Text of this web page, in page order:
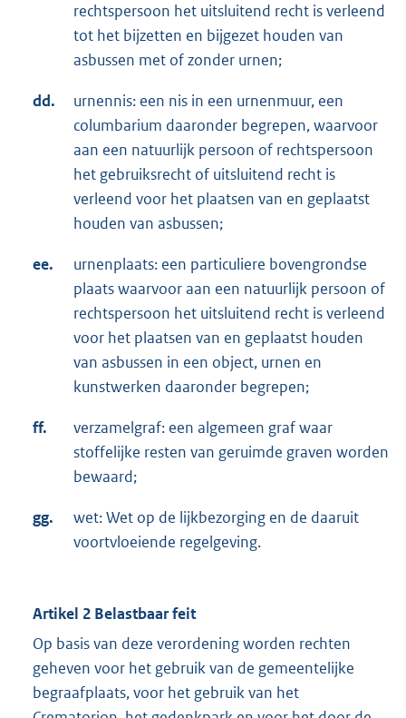
rechtspersoon het uitsluitend recht is verleend
tot het bijzetten en bijgezet houden van
asbussen met of zonder urnen;
dd.
urnennis: een nis in een urnenmuur, een
columbarium daaronder begrepen, waarvoor
aan een natuurlijk persoon of rechtspersoon
het gebruiksrecht of uitsluitend recht is
verleend voor het plaatsen van en geplaatst
houden van asbussen;
ee.
urnenplaats: een particuliere bovengrondse
plaats waarvoor aan een natuurlijk persoon of
rechtspersoon het uitsluitend recht is verleend
voor het plaatsen van en geplaatst houden
van asbussen in een object, urnen en
kunstwerken daaronder begrepen;
ff.
verzamelgraf: een algemeen graf waar
stoffelijke resten van geruimde graven worden
bewaard;
gg.
wet: Wet op de lijkbezorging en de daaruit
voortvloeiende regelgeving.
Artikel 2 Belastbaar feit
Op basis van deze verordening worden rechten
geheven voor het gebruik van de gemeentelijke
begraafplaats, voor het gebruik van het